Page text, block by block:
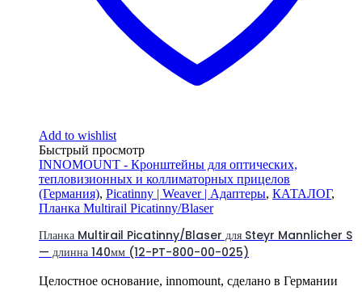
Add to wishlist
Быстрый просмотр
INNOMOUNT - Кронштейны для оптических,
тепловизионных и коллиматорных прицелов
(Германия), Picatinny | Weaver | Адаптеры, КАТАЛОГ,
Планка Multirail Picatinny/Blaser
Планка Multirail Picatinny/Blaser для Steyr Mannlicher S
— длинна 140мм (12-PT-800-00-025)
Целостное основание, innomount, сделано в Германии